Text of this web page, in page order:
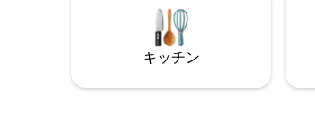
さんのハイキング、ゴルフ、アクティビ
ティからわずか数分です。 6歳未満のお子
様はお断りします
キッチン